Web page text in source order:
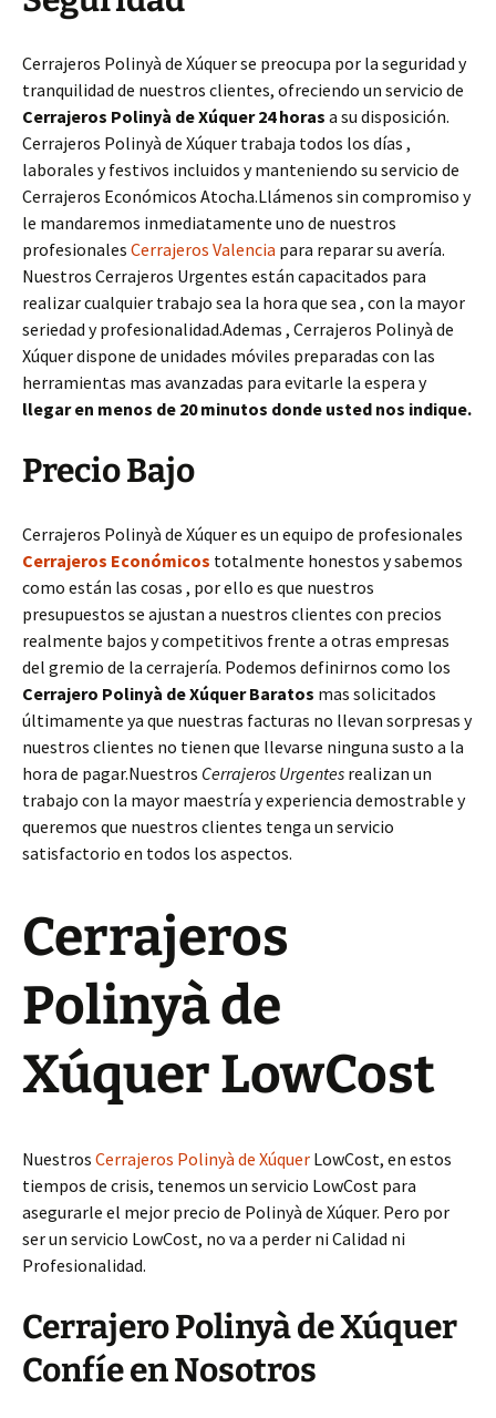
Cerrajeros Polinyà de Xúquer se preocupa por la seguridad y
tranquilidad de nuestros clientes, ofreciendo un servicio de
Cerrajeros Polinyà de Xúquer 24 horas a su disposición.
Cerrajeros Polinyà de Xúquer trabaja todos los días ,
laborales y festivos incluidos y manteniendo su servicio de
Cerrajeros Económicos Atocha.Llámenos sin compromiso y
le mandaremos inmediatamente uno de nuestros
profesionales Cerrajeros Valencia para reparar su avería.
Nuestros Cerrajeros Urgentes están capacitados para
realizar cualquier trabajo sea la hora que sea , con la mayor
seriedad y profesionalidad.Ademas , Cerrajeros Polinyà de
Xúquer dispone de unidades móviles preparadas con las
herramientas mas avanzadas para evitarle la espera y
llegar en menos de 20 minutos donde usted nos indique.
Precio Bajo
Cerrajeros Polinyà de Xúquer es un equipo de profesionales
Cerrajeros Económicos totalmente honestos y sabemos
como están las cosas , por ello es que nuestros
presupuestos se ajustan a nuestros clientes con precios
realmente bajos y competitivos frente a otras empresas
del gremio de la cerrajería. Podemos definirnos como los
Cerrajero Polinyà de Xúquer Baratos mas solicitados
últimamente ya que nuestras facturas no llevan sorpresas y
nuestros clientes no tienen que llevarse ninguna susto a la
hora de pagar.Nuestros Cerrajeros Urgentes realizan un
trabajo con la mayor maestría y experiencia demostrable y
queremos que nuestros clientes tenga un servicio
satisfactorio en todos los aspectos.
Cerrajeros
Polinyà de
Xúquer LowCost
Nuestros Cerrajeros Polinyà de Xúquer LowCost, en estos
tiempos de crisis, tenemos un servicio LowCost para
asegurarle el mejor precio de Polinyà de Xúquer. Pero por
ser un servicio LowCost, no va a perder ni Calidad ni
Profesionalidad.
Cerrajero Polinyà de Xúquer
Confíe en Nosotros